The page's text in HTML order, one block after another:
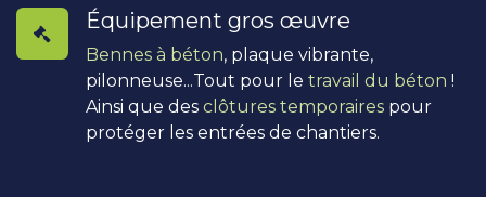
Équipement gros œuvre
Bennes à béton, plaque vibrante,
pilonneuse...Tout pour le travail du béton !
Ainsi que des clôtures temporaires pour
protéger les entrées de chantiers.